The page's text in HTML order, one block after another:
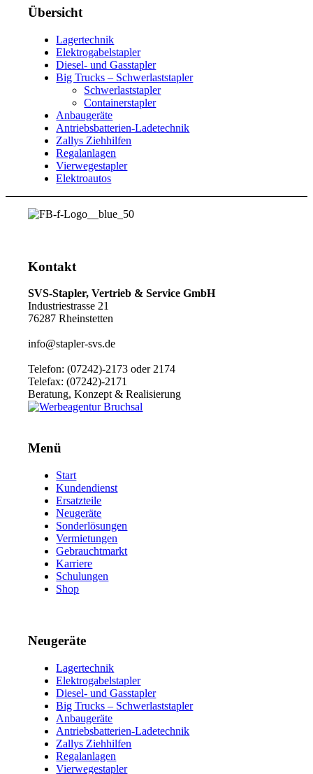
Übersicht
Lagertechnik
Elektrogabelstapler
Diesel- und Gasstapler
Big Trucks – Schwerlaststapler
Schwerlaststapler
Containerstapler
Anbaugeräte
Antriebsbatterien-Ladetechnik
Zallys Ziehhilfen
Regalanlagen
Vierwegestapler
Elektroautos
Kontakt
SVS-Stapler, Vertrieb & Service GmbH
Industriestrasse 21
76287 Rheinstetten
info@stapler-svs.de
Telefon: (07242)-2173 oder 2174
Telefax: (07242)-2171
Beratung, Konzept & Realisierung
Menü
Start
Kundendienst
Ersatzteile
Neugeräte
Sonderlösungen
Vermietungen
Gebrauchtmarkt
Karriere
Schulungen
Shop
Neugeräte
Lagertechnik
Elektrogabelstapler
Diesel- und Gasstapler
Big Trucks – Schwerlaststapler
Anbaugeräte
Antriebsbatterien-Ladetechnik
Zallys Ziehhilfen
Regalanlagen
Vierwegestapler